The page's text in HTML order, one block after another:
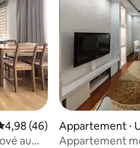
: 4,84 sur 5
moyenne sur la
4,98 (46)
au
Appartement ⋅
Appartement